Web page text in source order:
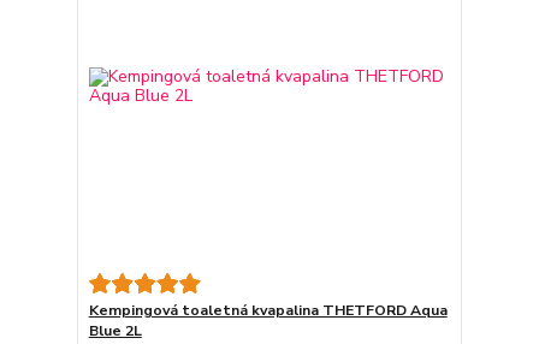
Kempingová toaletná kvapalina THETFORD Aqua
Blue 2L